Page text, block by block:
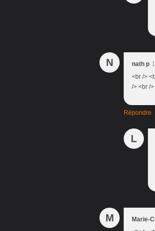
N nath p
<br />
/> <br /
Répondre
L
M Marie-